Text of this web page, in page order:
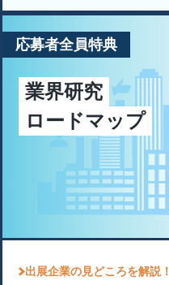
応募者全員特典
業界研究
ロードマップ
出展企業の見どころを解説！